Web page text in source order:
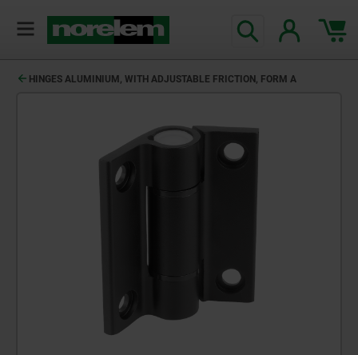
HINGES ALUMINIUM, WITH ADJUSTABLE FRICTION, FORM A